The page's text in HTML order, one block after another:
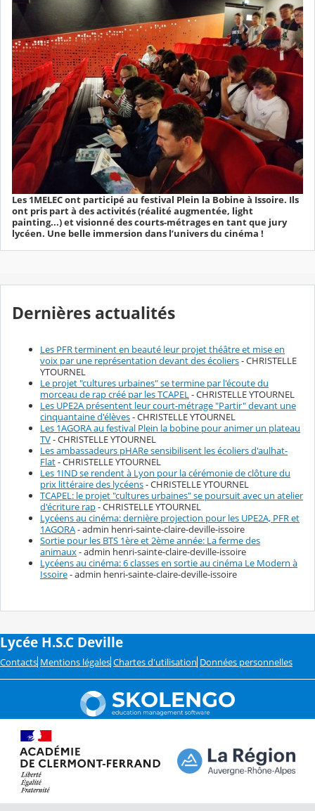
Les 1MELEC ont participé au festival Plein la Bobine à Issoire. Ils
ont pris part à des activités (réalité augmentée, light
painting...) et visionné des courts-métrages en tant que jury
lycéen. Une belle immersion dans l’univers du cinéma !
Dernières actualités
Les PFR terminent en beauté leur projet théâtre et mise en
voix par une représentation devant des écoliers- CHRISTELLE
YTOURNEL
Le projet "cultures urbaines" se termine par l'écoute du
morceau de rap créé par les TCAPEL- CHRISTELLE YTOURNEL
Les UPE2A présentent leur court-métrage "Partir" devant une
cinquantaine d'élèves- CHRISTELLE YTOURNEL
Les 1AGORA au festival Plein la bobine pour animer un plateau
TV- CHRISTELLE YTOURNEL
Les ambassadeurs pHARe sensibilisent les écoliers d'aulhat-
Flat- CHRISTELLE YTOURNEL
Les 1IND se rendent à Lyon pour la cérémonie de clôture du
prix littéraire des lycéens- CHRISTELLE YTOURNEL
TCAPEL: le projet "cultures urbaines" se poursuit avec un atelier
d'écriture rap- CHRISTELLE YTOURNEL
Lycéens au cinéma: dernière projection pour les UPE2A, PFR et
1AGORA- admin henri-sainte-claire-deville-issoire
Sortie pour les BTS 1ère et 2ème année: La ferme des
animaux- admin henri-sainte-claire-deville-issoire
Lycéens au cinéma: 6 classes en sortie au cinéma Le Modern à
Issoire- admin henri-sainte-claire-deville-issoire
Lycée H.S.C Deville
Contacts Mentions légales Chartes d'utilisation Données personnelles